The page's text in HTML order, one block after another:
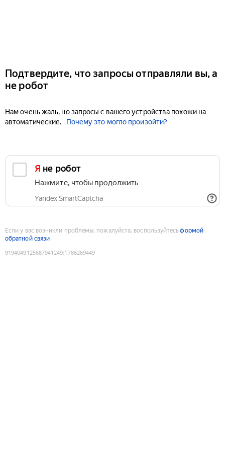
Подтвердите, что запросы отправляли вы, а
не робот
Нам очень жаль, но запросы с вашего устройства похожи на
автоматические.
Почему это могло произойти?
Я не робот
Нажмите, чтобы продолжить
Yandex SmartCaptcha
Если у вас возникли проблемы, пожалуйста, воспользуйтесьформой
обратной связи
9194049125687941249:1786269449